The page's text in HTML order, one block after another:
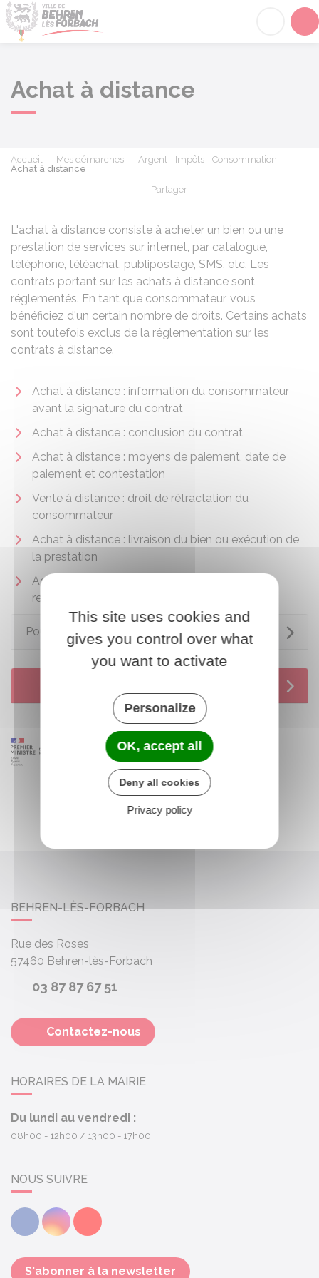
Achat à distance
Accueil Mes démarches
Argent - Impôts - Consommation
Achat à distance
Partager
L'achat à distance consiste à acheter un bien ou une
prestation de services sur internet, par catalogue,
téléphone, téléachat, publipostage, SMS, etc. Les
contrats portant sur les achats à distance sont
réglementés. En tant que consommateur, vous
bénéficiez d'un certain nombre de droits. Certains achats
sont toutefois exclus de la réglementation sur les
contrats à distance.
Achat à distance : information du consommateur
avant la signature du contrat
Achat à distance : conclusion du contrat
Achat à distance : moyens de paiement, date de
paiement et contestation
Vente à distance : droit de rétractation du
consommateur
Achat à distance : livraison du bien ou exécution de
la prestation
Achat à distance, e-commerce : démarches et
recours en cas de litige
Pour en savoir plus
BEHREN-LÈS-FORBACH
Rue des Roses
57460 Behren-lès-Forbach
03 87 87 67 51
Contactez-nous
HORAIRES DE LA MAIRIE
Du lundi au vendredi :
08h00 - 12h00 13h00 - 17h00
NOUS SUIVRE
FacebookInstagramYoutube
S'abonner à la newsletter
This site uses cookies and
gives you control over what
you want to activate
Personalize
OK, accept all
Deny all cookies
Privacy policy